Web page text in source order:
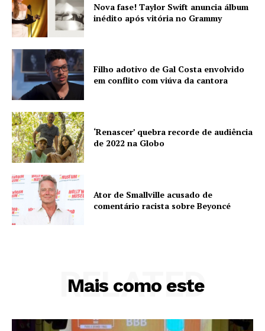
Nova fase! Taylor Swift anuncia álbum
inédito após vitória no Grammy
Filho adotivo de Gal Costa envolvido
em conflito com viúva da cantora
‘Renascer’ quebra recorde de audiência
de 2022 na Globo
Ator de Smallville acusado de
comentário racista sobre Beyoncé
Mais como este
RELATED